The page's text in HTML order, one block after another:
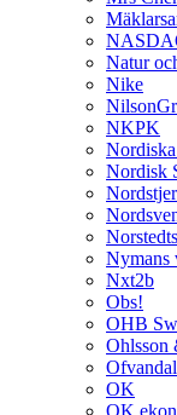
Natur
Nike
NKPK
Nordisk
Norstedts
Nymans
Nxt2b
Obs!
OHB
Ohlsson
OK
OK